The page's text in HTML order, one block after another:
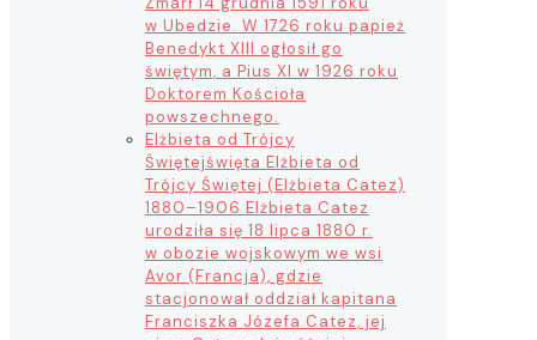
w Ubedzie. W 1726 roku papież
Benedykt XIII ogłosił go
świętym, a Pius XI w 1926 roku
Doktorem Kościoła
powszechnego.
Elżbieta od Trójcy
Świętejświęta Elżbieta od
Trójcy Świętej (Elżbieta Catez)
1880–1906 Elżbieta Catez
urodziła się 18 lipca 1880 r.
w obozie wojskowym we wsi
Avor (Francja), gdzie
stacjonował oddział kapitana
Franciszka Józefa Catez, jej